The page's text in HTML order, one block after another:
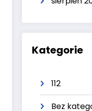
Kategorie
112
Bez